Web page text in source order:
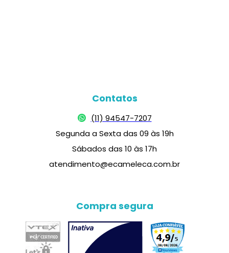
Contatos
(11) 94547-7207
Segunda a Sexta das 09 às 19h
Sábados das 10 às 17h
atendimento@ecameleca.com.br
Compra segura